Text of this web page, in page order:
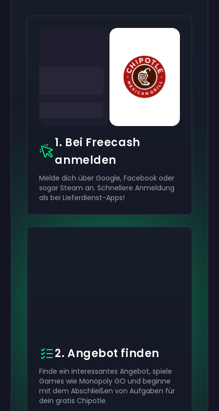
1. Bei Freecash
anmelden
Melde dich über Google, Facebook oder
sogar Steam an. Schnellere Anmeldung
als bei Lieferdienst-Apps!
2. Angebot finden
Finde ein interessantes Angebot, spiele
Games wie Monopoly GO und beginne
mit dem Abschließen von Aufgaben für
dein gratis Chipotle.